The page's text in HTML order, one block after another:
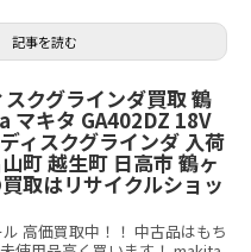
記事を読む
スクグラインダ買取 鶴
マキタ GA402DZ 18V
ィスクグラインダ 入荷
町 越生町 日高市 鶴ヶ
取はリサイクルショッ
高価買取中！！ 中古品はもち